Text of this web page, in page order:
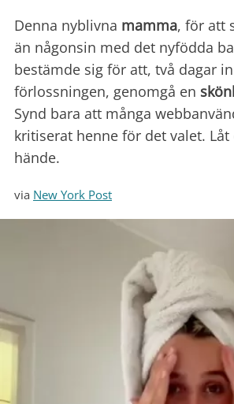
Denna nyblivna mamma, för att
än någonsin med det nyfödda
bestämde sig för att, två dagar
förlossningen, genomgå en
Synd bara att många
kritiserat henne för det valet. Låt
hände.
via New York Post